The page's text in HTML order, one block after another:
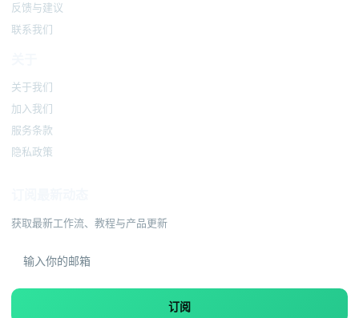
反馈与建议
联系我们
关于我们
加入我们
服务条款
隐私政策
获取最新工作流、教程与产品更新
订阅